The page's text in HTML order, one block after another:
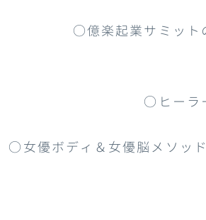
○億楽起業サミット
○ヒーラ
○女優ボディ＆女優脳メソッ